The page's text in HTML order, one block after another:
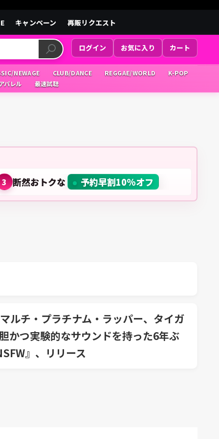
キャンペーン 再販リクエスト
ログイン お気に入り カート
NEWAGE CLUB/DANCE REGGAE/WORLD
K-POP
パレル
最速試聴
3 断然おトクな 予約早割10%オフ
ルチ・プラチナム・ラッパー、タイガ
かつ実験的なサウンドを持った6年ぶ
』、リリース